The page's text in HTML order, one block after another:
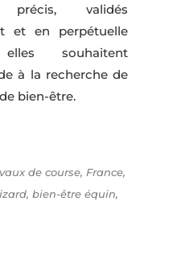
validés
et en perpétuelle
elles souhaitent
à la recherche de
bien-être.
de course, France,
bien-être équin,